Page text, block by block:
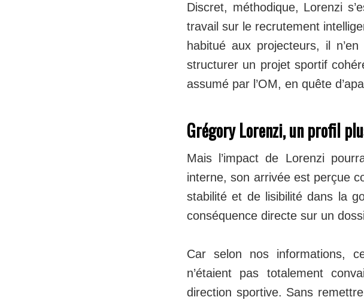
Discret, méthodique, Lorenzi
travail sur le recrutement
habitué aux projecteurs, il
structurer un projet sportif
assumé par l’OM, en quête
Grégory Lorenzi, un profil
Mais l’impact de Lorenzi
interne, son arrivée est perçue
stabilité et de lisibilité dans la
conséquence directe sur un
Car selon nos informations,
n’étaient pas totalement
direction sportive. Sans